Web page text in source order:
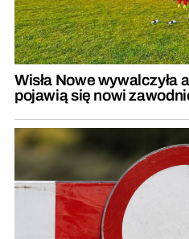
Wisła Nowe wywalczyła
pojawią się nowi